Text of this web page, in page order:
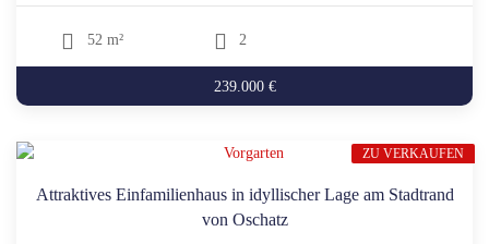
52 m² 2
239.000 €
Attraktives Einfamilienhaus in idyllischer Lage am Stadtrand
von Oschatz
ZU VERKAUFEN